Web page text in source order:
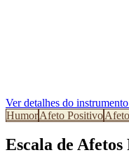
Ver detalhes do instrumento
HumorAfeto Positivo
Escala de